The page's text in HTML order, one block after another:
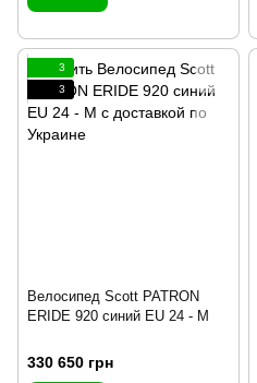
3
3
Велосипед Scott PATRON
ERIDE 920 синий EU 24 - M
330 650 грн